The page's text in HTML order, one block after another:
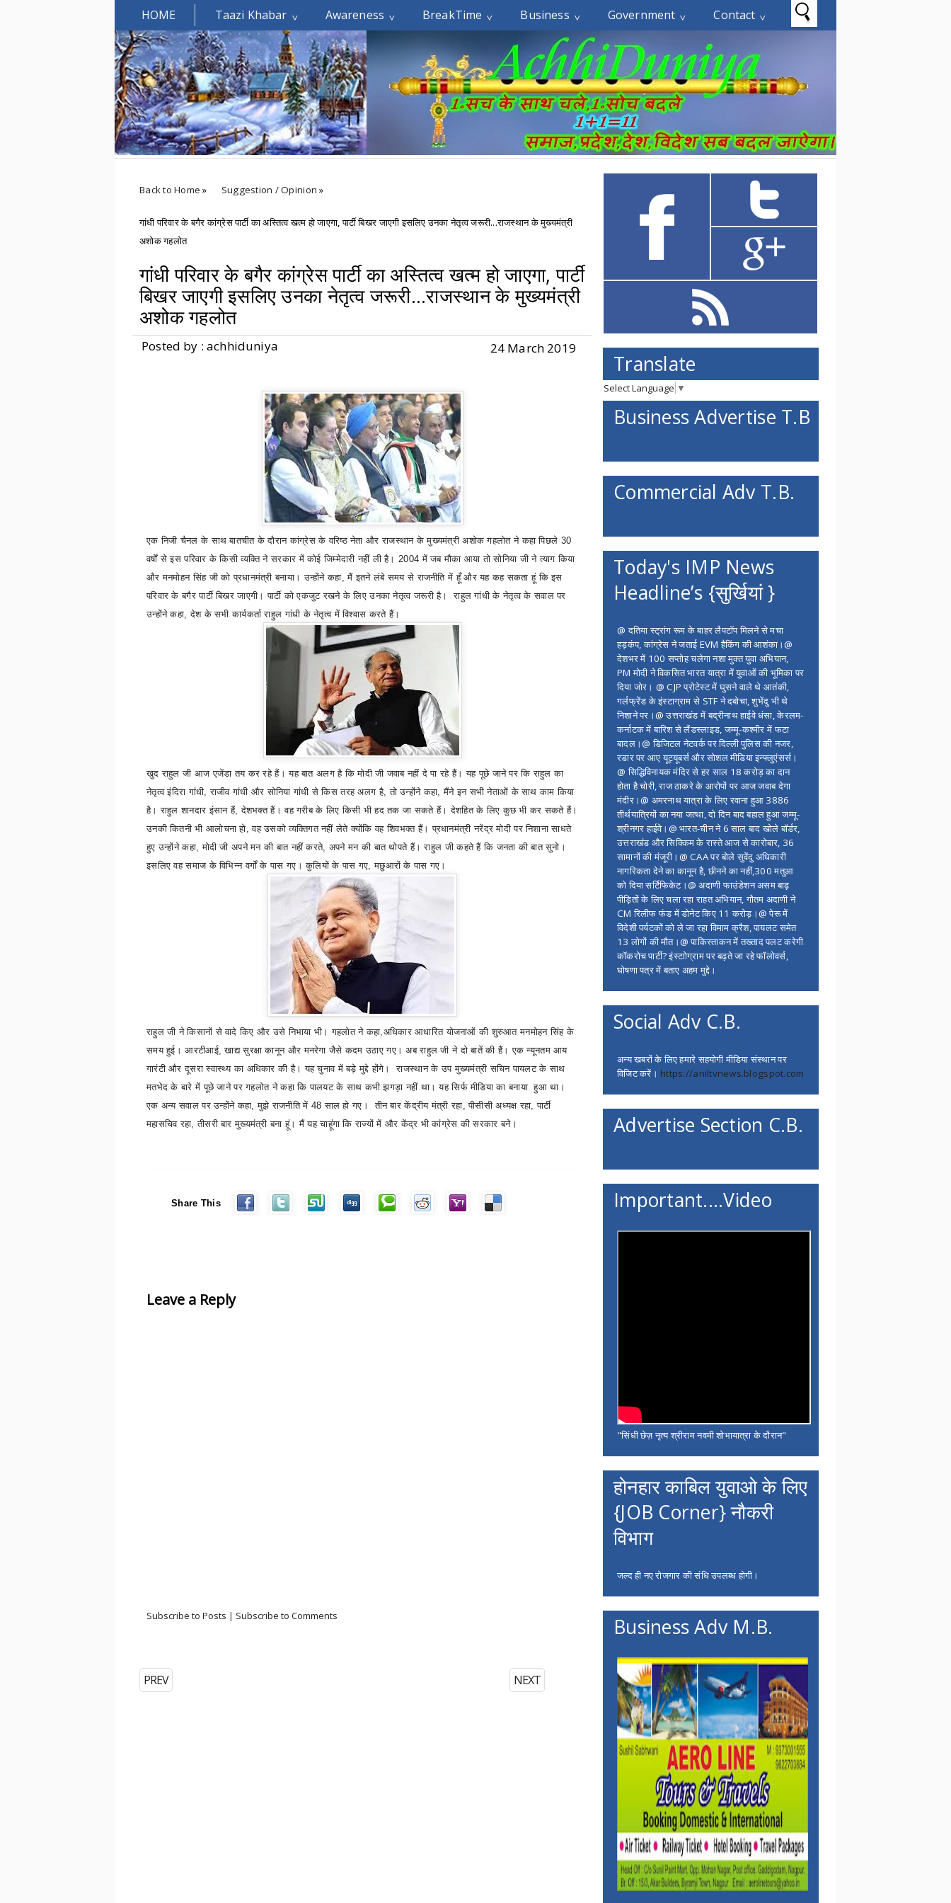
HOME Taazi Khabar Awareness BreakTime Business Government Contact
Welcomes You.....
Back to Home » Suggestion / Opinion »
गांधी परिवार के बगैर कांग्रेस पार्टी का अस्तित्व खत्म हो जाएगा, पार्टी बिखर जाएगी इसलिए उनका नेतृत्व जरूरी...राजस्थान के मुख्यमंत्री
अशोक गहलोत
गांधी परिवार के बगैर कांग्रेस पार्टी का अस्तित्व खत्म हो जाएगा, पार्टी
बिखर जाएगी इसलिए उनका नेतृत्व जरूरी...राजस्थान के मुख्यमंत्री
अशोक गहलोत
Posted by : achhiduniya 24 March 2019
एक निजी चैनलके साथ बातचीतके दौरान कांग्रेस के वरिष्ठ नेता और राजस्थान के मुख्यमंत्री अशोक गहलोत ने कहा पिछले 30
वर्षों से इस परिवार के किसी व्यक्ति ने सरकार में कोई जिम्मेदारी नहीं ली है।2004 में जब मौका आया तो सोनिया जी ने त्याग किया
और मनमोहन सिंह जी को प्रधानमंत्री बनाया। उन्होंने कहा,मैं इतने लंबे समय से राजनीति में हूँ और यह कह सकता हूं कि इस
परिवार के बगैर पार्टी बिखर जाएगी। पार्टी को एकजुट रखने के लिए उनका नेतृत्व जरूरी है।
राहुल गांधी के नेतृत्व के सवाल पर
उन्होंने कहा,देश के सभी कार्यकर्ता राहुल गांधी के नेतृत्व में विश्वास करते हैं।
खुद राहुल जी आज एजेंडा तय कर रहे हैं। यह बात अलग है कि मोदी जी जवाब नहीं दे पा रहे हैं। यह पूछे जाने पर कि राहुल का
नेतृत्व इंदिरा गांधी,राजीव गांधी और सोनिया गांधी से किस तरह अलग है,तो उन्होंने कहा,मैंने इन सभी नेताओं के साथ काम किया
है। राहुल शानदार इंसान हैं,देशभक्त हैं। वह गरीब के लिए किसी भी हद तक जा सकते हैं। देशहित के लिए कुछ भी कर सकते हैं।
उनकी कितनी भी आलोचना हो,वह उसको व्यक्तिगत नहीं लेते क्योंकि वह शिवभक्त हैं। प्रधानमंत्री नरेंद्र मोदी पर निशाना साधते
हुए उन्होंने कहा,मोदी जी अपने मन की बात नहीं करते, अपने मन की बात थोपते हैं। राहुल जी कहते हैं कि जनता की बात सुनो।
इसलिए वह समाज के विभिन्न वर्गों के पास गए। कुलियों के पास गए,मछुआरों के पास गए।
राहुल जी ने किसानों से वादे किए और उसे निभाया भी। गहलोत ने कहा,अधिकार आधारित योजनाओं की शुरुआत मनमोहन सिंह के
समय हुई। आरटीआई,खाद्य सुरक्षा कानून और मनरेगा जैसे कदम उठाए गए। अब राहुल जी ने दो बातें की हैं। एक न्यूनतम आय
गारंटी और दूसरा स्वास्थ्य का अधिकार की है। यह चुनाव में बड़े मुद्दे होंगे।
राजस्थान के उप मुख्यमंत्री सचिन पायलट के साथ
मतभेद के बारे में पूछे जाने पर गहलोत ने कहा कि पालयट के साथ कभी झगड़ा नहीं था। यह सिर्फ मीडिया का बनाया हुआ था।
एक अन्य सवाल पर उन्होंने कहा,मुझे राजनीति में 48 साल हो गए। तीन बार केंद्रीय मंत्री रहा,पीसीसी अध्यक्ष रहा,पार्टी
महासचिव रहा,तीसरी बार मुख्यमंत्री बना हूं। मैं यह चाहूंगा कि राज्यों में और केंद्र भी कांग्रेस की सरकार बने।
Share This
Leave a Reply
Subscribe to Posts | Subscribe to Comments
NEXT
PREV
Translate
Select Language ▼
Business Advertise T.B
Commercial Adv T.B.
Today's IMP News
Headline’s {सुर्खियां }
@ दतिया स्ट्रांग रूम के बाहर लैपटॉप मिलने से मचा
हड़कंप, कांग्रेस ने जताई EVM हैकिंग की आशंका।@
देशभर में 100 सप्ताेह चलेगा नशा मुक्त युवा अभियान,
PM मोदी ने विकसित भारत यात्रा में युवाओं की भूमिका पर
दिया जोर। @ CJP प्रोटेस्ट में घुसने वाले थे आतंकी,
गर्लफ्रेंड के इंस्टाग्राम से STF ने दबोचा, शुभेंदु भी थे
निशाने पर।@ उत्तराखंड में बद्रीनाथ हाईवे धंसा, केरलम-
कर्नाटक में बारिश से लैंडस्लाइड, जम्मू-कश्मीर में फटा
बादल।@ डिजिटल नेटवर्क पर दिल्ली पुलिस की नजर,
रडार पर आए यूट्यूबर्स और सोशल मीडिया इन्फ्लुएंसर्स।
@ सिद्धिविनायक मंदिर से हर साल 18 करोड़ का दान
होता है चोरी, राज ठाकरे के आरोपों पर आज जवाब देगा
मंदीर।@ अमरनाथ यात्रा के लिए रवाना हुआ 3886
तीर्थयात्रियों का नया जत्था, दो दिन बाद बहाल हुआ जम्मू-
श्रीनगर हाईवे।@ भारत-चीन ने 6 साल बाद खोले बॉर्डर,
उत्तराखंड और सिक्किम के रास्ते आज से कारोबार, 36
सामानों की मंजूरी।@ CAA पर बोले सुवेंदु अधिकारी
नागरिकता देने का कानून है, छीनने का नहीं,300 मतुआ
को दिया सर्टिफिकेट।@ अदाणी फाउंडेशन असम बाढ़
पीड़ितों के लिए चला रहा राहत अभियान, गौतम अदाणी ने
CM रिलीफ फंड में डोनेट किए 11 करोड़।@ पेरू में
विदेशी पर्यटकों को ले जा रहा विमाम क्रैश, पायलट समेत
13 लोगों की मौत।@ पाकिस्ताकन में तख्ताद पलट करेगी
कॉकरोच पार्टी? इंस्टाोग्राम पर बढ़ते जा रहे फॉलोवर्स,
घोषणा पत्र में बताए अहम मुद्दे।
Social Adv C.B.
अन्य खबरों के लिए हमारे सहयोगी मीडिया संस्थान पर
विजिट करें। https://aniltvnews.blogspot.com
Advertise Section C.B.
Important....Video
"सिंधी छेज़ नृत्य श्रीराम नवमी शोभायात्रा के दौरान"
होनहार काबिल युवाओ के लिए
{JOB Corner} नौकरी
विभाग
जल्द ही नए रोजगार की संधि उपलब्ध होगी।
Business Adv M.B.